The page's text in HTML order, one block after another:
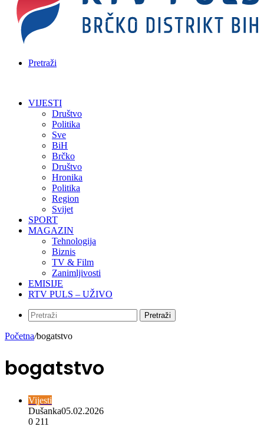
Pretraži
VIJESTI
Društvo
Politika
Sve
BiH
Brčko
Društvo
Hronika
Politika
Region
Svijet
SPORT
MAGAZIN
Tehnologija
Biznis
TV & Film
Zanimljivosti
EMISIJE
RTV PULS – UŽIVO
Pretraži
Početna/bogatstvo
bogatstvo
Vijesti
Dušanka05.02.2026
0 211